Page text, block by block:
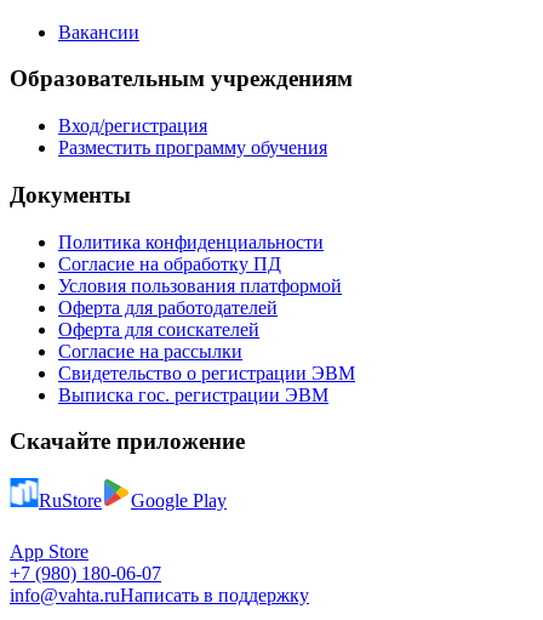
Вакансии
Образовательным учреждениям
Вход/регистрация
Разместить программу обучения
Документы
Политика конфиденциальности
Согласие на обработку ПД
Условия пользования платформой
Оферта для работодателей
Оферта для соискателей
Согласие на рассылки
Свидетельство о регистрации ЭВМ
Выписка гос. регистрации ЭВМ
Скачайте приложение
RuStore Google Play
App Store
+7 (980) 180-06-07
info@vahta.ruНаписать в поддержку